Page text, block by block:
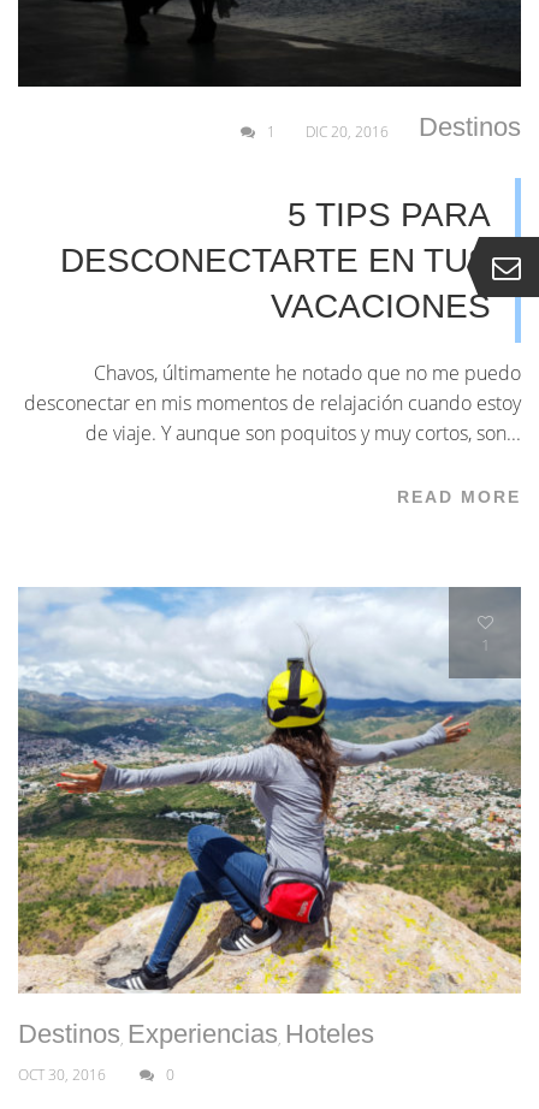
Destinos
DIC 20, 2016
1
5 TIPS PARA
DESCONECTARTE EN TUS
VACACIONES
Chavos, últimamente he notado que no me puedo
desconectar en mis momentos de relajación cuando estoy
de viaje. Y aunque son poquitos y muy cortos, son...
READ MORE
1
Destinos, Experiencias, Hoteles
OCT 30, 2016 0